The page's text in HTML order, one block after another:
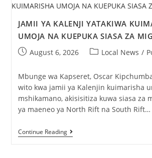
JAMII YA KALENJI YATAKIWA
UMOJA NA KUEPUKA SIASA ZA
August 6, 2026 Local News /
Mbunge wa Kapseret, Oscar
wito kwa jamii ya Kalenjin kuimarisha
mshikamano, akisisitiza kuwa siasa za
ya maeneo ya North Rift na South Rift…
Continue Reading